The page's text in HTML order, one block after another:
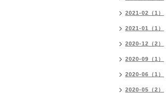
2021-02（1）
2021-01（1）
2020-12（2）
2020-09（1）
2020-06（1）
2020-05（2）